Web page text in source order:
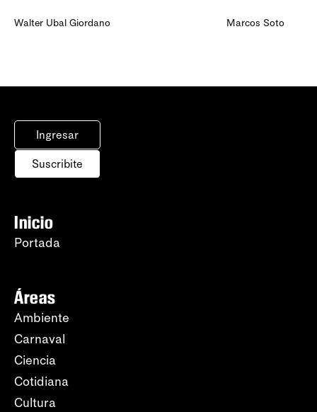
Walter Ubal Giordano Marcos Soto
Ingresar
Suscribite
Inicio
Portada
Áreas
Ambiente
Carnaval
Ciencia
Cotidiana
Cultura